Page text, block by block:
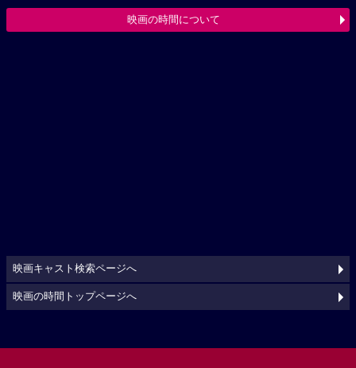
映画の時間について
映画キャスト検索ページへ
映画の時間トップページへ